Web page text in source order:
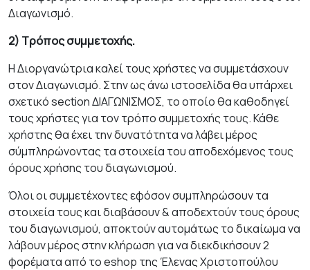
Διαγωνισμό.
2) Τρόπος συμμετοχής.
Η Διοργανώτρια καλεί τους χρήστες να συμμετάσχουν
στον Διαγωνισμό. Στην ως άνω ιστοσελίδα θα υπάρχει
σχετικό section ΔΙΑΓΩΝΙΣΜΟΣ, το οποίο θα καθοδηγεί
τους χρήστες για τον τρόπο συμμετοχής τους. Κάθε
χρήστης θα έχει την δυνατότητα να λάβει μέρος
σύμπληρώνοντας τα στοιχεία του αποδεχόμενος τους
όρους χρήσης του διαγωνισμού.
Όλοι οι συμμετέχοντες εφόσον συμπληρώσουν τα
στοιχεία τους και διαβάσουν & αποδεχτούν τους όρους
του διαγωνισμού, απο­κτούν αυτομάτως το δικαίωμα να
λάβουν μέρος στην κλήρωση για να διεκδικήσουν 2
φορέματα από το eshop της Έλενας Χριστοπούλου